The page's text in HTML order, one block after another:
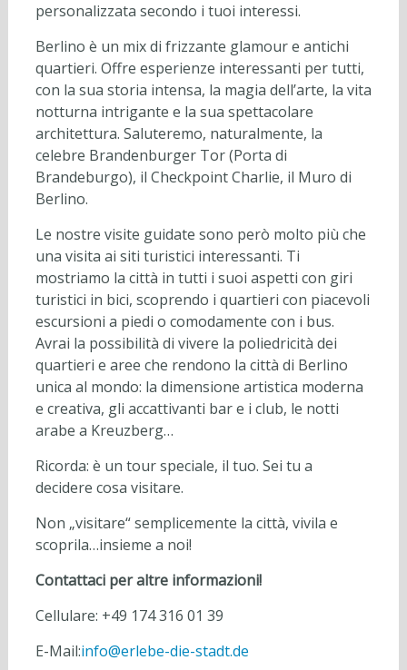
personalizzata secondo i tuoi interessi.
Berlino è un mix di frizzante glamour e antichi
quartieri. Offre esperienze interessanti per tutti,
con la sua storia intensa, la magia dell’arte, la vita
notturna intrigante e la sua spettacolare
architettura. Saluteremo, naturalmente, la
celebre Brandenburger Tor (Porta di
Brandeburgo), il Checkpoint Charlie, il Muro di
Berlino.
Le nostre visite guidate sono però molto più che
una visita ai siti turistici interessanti. Ti
mostriamo la città in tutti i suoi aspetti con giri
turistici in bici, scoprendo i quartieri con piacevoli
escursioni a piedi o comodamente con i bus.
Avrai la possibilità di vivere la poliedricità dei
quartieri e aree che rendono la città di Berlino
unica al mondo: la dimensione artistica moderna
e creativa, gli accattivanti bar e i club, le notti
arabe a Kreuzberg…
Ricorda: è un tour speciale, il tuo. Sei tu a
decidere cosa visitare.
Non „visitare“ semplicemente la città, vivila e
scoprila…insieme a noi!
Contattaci per altre informazioni!
Cellulare: +49 174 316 01 39
E-Mail:info@erlebe-die-stadt.de